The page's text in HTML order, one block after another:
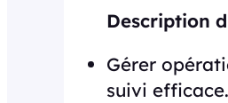
Description
Gérer
suivi efficace.